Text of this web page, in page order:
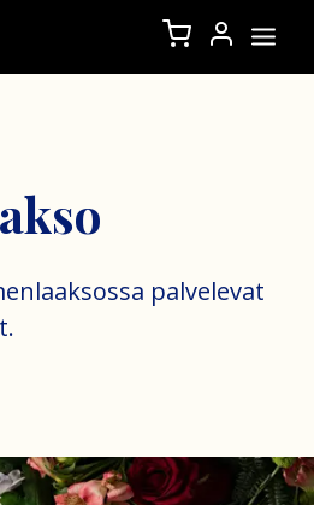
palvelevat